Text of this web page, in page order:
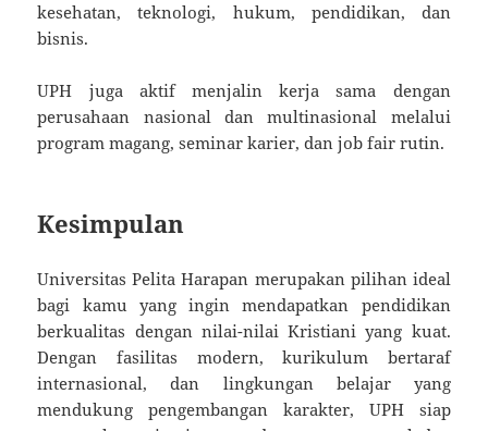
kesehatan, teknologi, hukum, pendidikan, dan
bisnis.
UPH juga aktif menjalin kerja sama dengan
perusahaan nasional dan multinasional melalui
program magang, seminar karier, dan job fair rutin.
Kesimpulan
Universitas Pelita Harapan merupakan pilihan ideal
bagi kamu yang ingin mendapatkan pendidikan
berkualitas dengan nilai-nilai Kristiani yang kuat.
Dengan fasilitas modern, kurikulum bertaraf
internasional, dan lingkungan belajar yang
mendukung pengembangan karakter, UPH siap